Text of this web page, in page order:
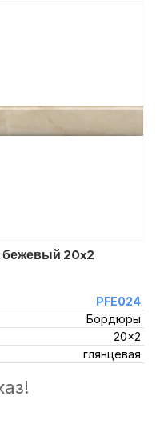
20x2
PFE024
Бордюры
20x2
глянцевая